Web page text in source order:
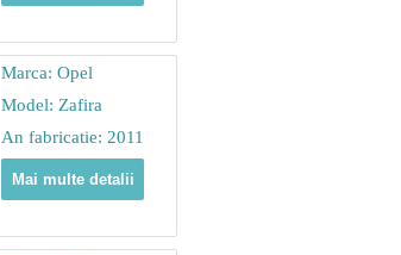
Marca: Opel
Model: Zafira
An fabricatie: 2011
Mai multe detalii